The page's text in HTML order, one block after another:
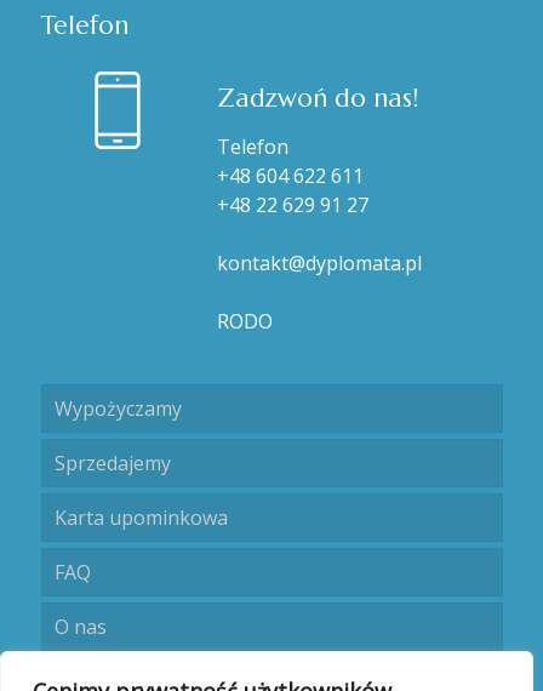
Telefon
Zadzwoń do nas!
Telefon
+48 604 622 611
+48 22 629 91 27
kontakt@dyplomata.pl
RODO
Wypożyczamy
Sprzedajemy
Karta upominkowa
FAQ
O nas
Umów się